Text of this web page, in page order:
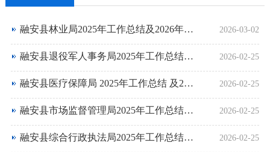
2026-03-02
融安县林业局2025年工作总结及2026年计划
2026-02-25
融安县退役军人事务局2025年工作总结及2026年工作计划
2026-02-25
融安县医疗保障局 2025年工作总结 及2026年工作计划
2026-02-25
融安县市场监督管理局2025年工作总结及2026年工作计划
2026-02-25
融安县综合行政执法局2025年工作总结及2026年工作计划